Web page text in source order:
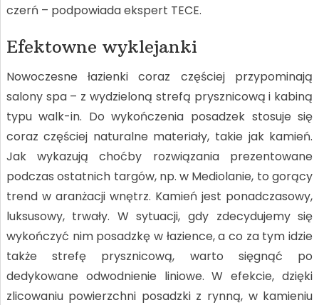
czerń – podpowiada ekspert TECE.
Efektowne wyklejanki
Nowoczesne łazienki coraz częściej przypominają
salony spa – z wydzieloną strefą prysznicową i kabiną
typu walk-in. Do wykończenia posadzek stosuje się
coraz częściej naturalne materiały, takie jak kamień.
Jak wykazują choćby rozwiązania prezentowane
podczas ostatnich targów, np. w Mediolanie, to gorący
trend w aranżacji wnętrz. Kamień jest ponadczasowy,
luksusowy, trwały. W sytuacji, gdy zdecydujemy się
wykończyć nim posadzkę w łazience, a co za tym idzie
także strefę prysznicową, warto sięgnąć po
dedykowane odwodnienie liniowe. W efekcie, dzięki
zlicowaniu powierzchni posadzki z rynną, w kamieniu